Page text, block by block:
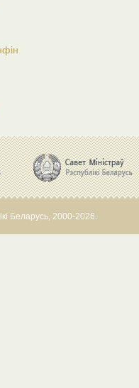
Беларусь, 2000-2026.